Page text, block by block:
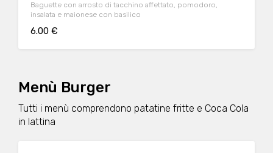
Baguette con arrosto di tacchino affettato, pomodoro,
insalata e maionese con basilico
6.00 €
Menù Burger
Tutti i menù comprendono patatine fritte e Coca Cola
in lattina